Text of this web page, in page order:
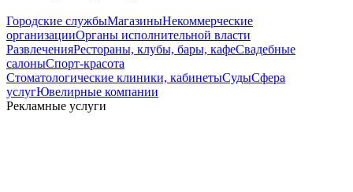
Городские службыМагазиныНекоммерческие
организацииОрганы исполнительной власти
РазвлеченияРестораны, клубы, бары, кафеСвадебные
салоныСпорт-красота
Стоматологические клиники, кабинетыСудыСфера
услугЮвелирные компании
Рекламные услуги